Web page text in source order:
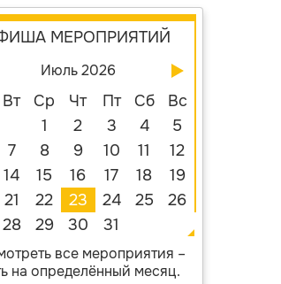
МЕРОПРИЯТИЙ
Июль 2026
Вт Ср Чт Пт Сб
Вс
1
2 3 4
5
7 8 9 10 11
12
14 15 16 17 18
19
21 22 23 24 25
26
28 29 30 31
все мероприятия –
на определённый месяц.